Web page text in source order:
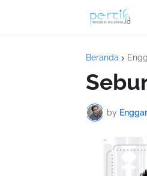
Beranda
by